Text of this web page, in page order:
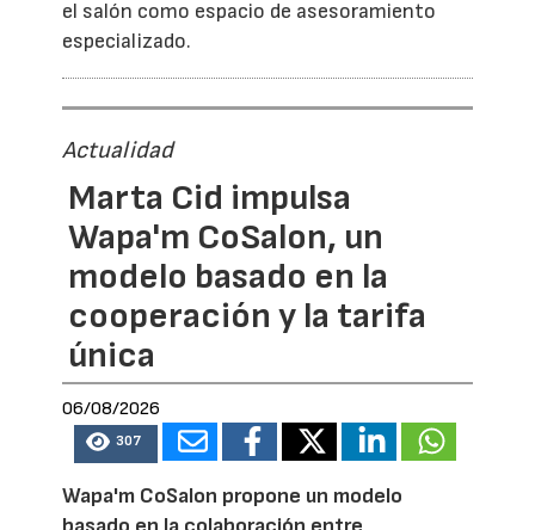
el salón como espacio de asesoramiento
especializado.
Actualidad
Marta Cid impulsa
Wapa'm CoSalon, un
modelo basado en la
cooperación y la tarifa
única
06/08/2026
307
Wapa'm CoSalon propone un modelo